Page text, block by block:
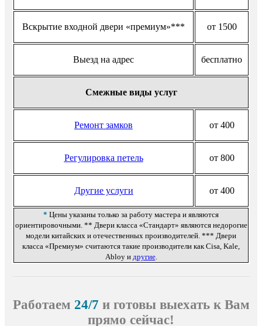
Вскрытие входной двери «премиум»*** от 1500
Выезд на адрес бесплатно
Смежные виды услуг
Ремонт замков от 400
Регулировка петель от 800
Другие услуги от 400
* Цены указаны только за работу мастера и являются
ориентировочными. ** Двери класса «Стандарт» являются недорогие
модели китайских и отечественных производителей. *** Двери
класса «Премиум» считаются такие производители как Cisa, Kale,
Abloy и другие.
Работаем 24/7 и готовы выехать к Вам
прямо сейчас!